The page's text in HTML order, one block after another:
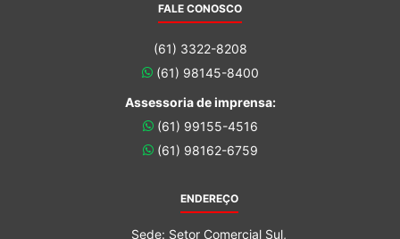
FALE CONOSCO
(61) 3322-8208
(61) 98145-8400
Assessoria de imprensa:
(61) 99155-4516
(61) 98162-6759
ENDEREÇO
Sede: Setor Comercial Sul,